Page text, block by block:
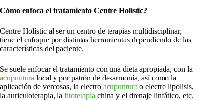
Cómo enfoca el tratamiento Centre Holístic?
Centre Holístic al ser un centro de terapias multidisciplinar,
tiene el enfoque por distintas herramientas dependiendo de las
características del paciente.
Se suele enfocar el tratamiento con una dieta apropiada, con la
acupuntura local y por patrón de desarmonía, así como la
aplicación de ventosas, la electro acupuntura o electro lipolisis,
la auriculoterapia, la fitoterapia china y el drenaje linfático, etc.